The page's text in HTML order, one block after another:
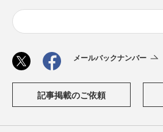
メールバックナンバー
記事掲載のご依頼